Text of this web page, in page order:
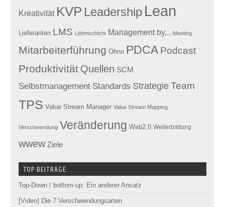
Kreativität KVP Leadership Lean
Lieferanten LMS Lähmschicht Management by... Meeting
Mitarbeiterführung Ohno PDCA Podcast
Produktivität Quellen SCM
Selbstmanagement Standards Strategie Team
TPS Value Stream Manager Value Stream Mapping
Verschwendung Veränderung Web2.0 Weiterbildung
wwew Ziele
TOP BEITRÄGE
Top-Down / bottom-up: Ein anderer Ansatz
[Video] Die 7 Verschwendungsarten